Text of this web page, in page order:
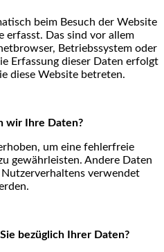
beim Besuch der Website
erfasst. Das sind vor allem
Betriebssystem oder
Erfassung dieser Daten erfolgt
diese Website betreten.
wir Ihre Daten?
um eine fehlerfreie
gewährleisten. Andere Daten
verwendet
bezüglich Ihrer Daten?